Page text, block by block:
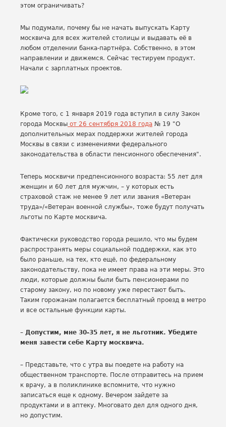
этом ограничивать?
Мы подумали, почему бы не начать выпускать Карту
москвича для всех жителей столицы и выдавать её в
любом отделении банка-партнёра. Собственно, в этом
направлении и движемся. Сейчас тестируем продукт.
Начали с зарплатных проектов.
Кроме того, с 1 января 2019 года вступил в силу Закон
города Москвы от 26 сентября 2018 года № 19 "О
дополнительных мерах поддержки жителей города
Москвы в связи с изменениями федерального
законодательства в области пенсионного обеспечения".
Теперь москвичи предпенсионного возраста: 55 лет для
женщин и 60 лет для мужчин, – у которых есть
страховой стаж не менее 9 лет или звания «Ветеран
труда»/«Ветеран военной службы», тоже будут получать
льготы по Карте москвича.
Фактически руководство города решило, что мы будем
распространять меры социальной поддержки, как это
было раньше, на тех, кто ещё, по федеральному
законодательству, пока не имеет права на эти меры. Это
люди, которые должны были быть пенсионерами по
старому закону, но по новому уже перестают быть.
Таким горожанам полагается бесплатный проезд в метро
и все остальные функции карты.
– Допустим, мне 30-35 лет, я не льготник. Убедите
меня завести себе Карту москвича.
– Представьте, что с утра вы поедете на работу на
общественном транспорте. После отправитесь на прием
к врачу, а в поликлинике вспомните, что нужно
записаться еще к одному. Вечером зайдете за
продуктами и в аптеку. Многовато дел для одного дня,
но допустим.